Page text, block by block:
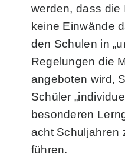
werden, dass die
keine Einwände
den Schulen in
Regelungen die
angeboten wird,
Schüler
besonderen
acht Schuljahren
führen.